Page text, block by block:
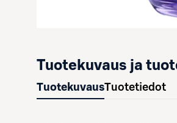
Tuotekuvaus ja
TuotekuvausTuotetiedot